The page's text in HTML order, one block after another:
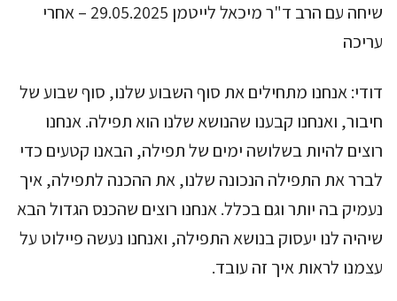
שיחה עם הרב ד"ר מיכאל לייטמן 29.05.2025 – אחרי
עריכה
דודי:אנחנו מתחילים את סוף השבוע שלנו, סוף שבוע של
חיבור, ואנחנו קבענו שהנושא שלנו הוא תפילה. אנחנו
רוצים להיות בשלושה ימים של תפילה, הבאנו קטעים כדי
לברר את התפילה הנכונה שלנו, את ההכנה לתפילה, איך
נעמיק בה יותר וגם בכלל. אנחנו רוצים שהכנס הגדול הבא
שיהיה לנו יעסוק בנושא התפילה, ואנחנו נעשה פיילוט על
עצמנו לראות איך זה עובד.